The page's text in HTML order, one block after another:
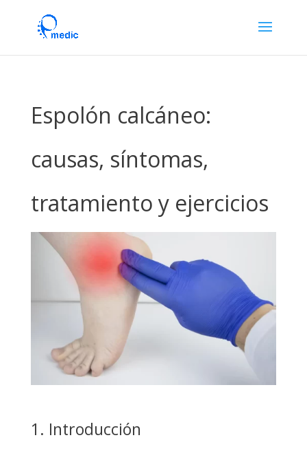
Espolón calcáneo:
causas, síntomas,
tratamiento y ejercicios
1. Introducción